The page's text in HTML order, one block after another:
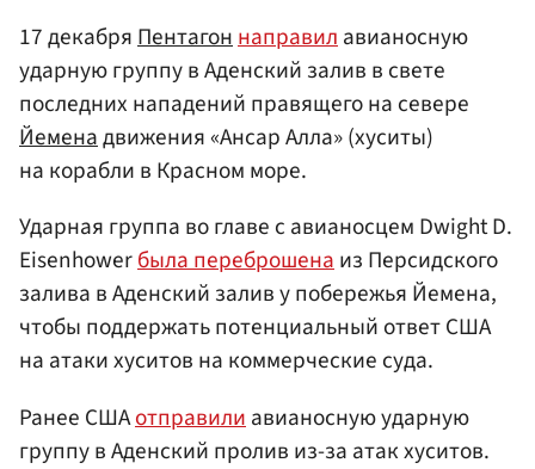
17 декабряПентагоннаправилавианосную
ударную группу в Аденский залив в свете
последних нападений правящего на севере
Йеменадвижения «Ансар Алла» (хуситы)
на корабли в Красном море.
Ударная группа во главе с авианосцем Dwight D.
Eisenhowerбыла переброшенаиз Персидского
залива в Аденский залив у побережья Йемена,
чтобы поддержать потенциальный ответ США
на атаки хуситов на коммерческие суда.
Ранее СШАотправилиавианосную ударную
группу в Аденский пролив из-за атак хуситов.